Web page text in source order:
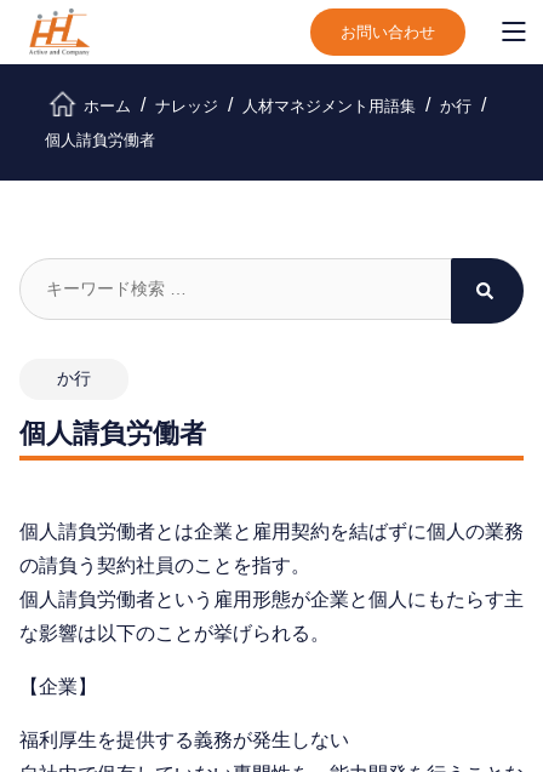
お問い合わせ
ホーム ナレッジ 人材マネジメント用語集
か行
個人請負労働者
か行
個人請負労働者
個人請負労働者とは企業と雇用契約を結ばずに個人の業務
の請負う契約社員のことを指す。
個人請負労働者という雇用形態が企業と個人にもたらす主
な影響は以下のことが挙げられる。
【企業】
福利厚生を提供する義務が発生しない